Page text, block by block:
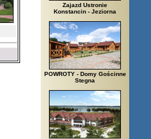
Zajazd Ustronie
Konstancin - Jeziorna
POWROTY - Domy Gościnne
Stegna